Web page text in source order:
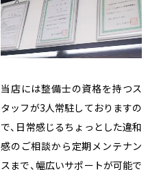
当店には整備士の資格を持つス
タッフが3人常駐しておりますの
で、日常感じるちょっとした違和
感のご相談から定期メンテナン
スまで、幅広いサポートが可能で